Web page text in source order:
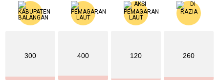
300 400 120 260